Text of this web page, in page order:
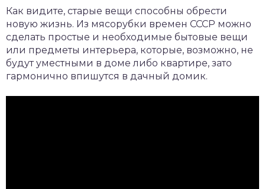
Как видите, старые вещи способны обрести
новую жизнь. Из мясорубки времен СССР можно
сделать простые и необходимые бытовые вещи
или предметы интерьера, которые, возможно, не
будут уместными в доме либо квартире, зато
гармонично впишутся в дачный домик.